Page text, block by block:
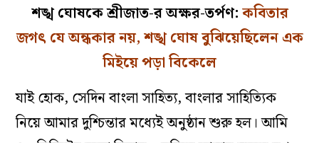
শঙ্খ ঘোষকে শ্রীজাত-র অক্ষর-তর্পণ:কবিতার
জগৎ যে অন্ধকার নয়, শঙ্খ ঘোষ বুঝিয়েছিলেন এক
মিইয়ে পড়া বিকেলে
যাই হোক, সেদিন বাংলা সাহিত্য, বাংলার সাহিত্যিক
নিয়ে আমার দুশ্চিন্তার মধ্যেই অনুষ্ঠান শুরু হল। আমি